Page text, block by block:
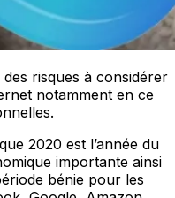
risques à considérer
notamment en ce
2020 est l’année du
importante ainsi
bénie pour les